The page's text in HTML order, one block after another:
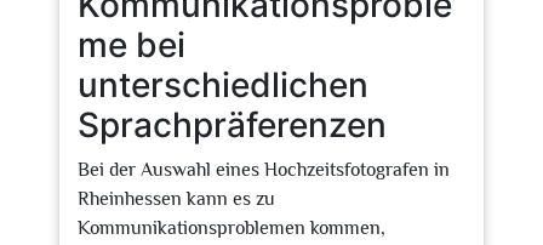
me bei
unterschiedlichen
Sprachpräferenzen
Bei der Auswahl eines Hochzeitsfotografen in
Rheinhessen kann es zu
Kommunikationsproblemen kommen,